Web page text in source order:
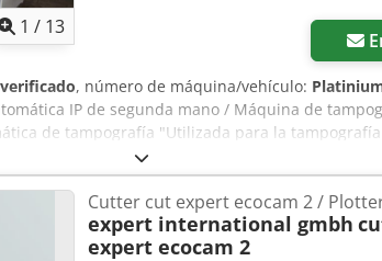
1 / 13
, número de máquina/vehículo:
IP de segunda mano / Máquina de
de tampografía "Utilizada para la tampografía
Aaew H Naaonea Fabricante: IP Printing
GPC PDP Printer Controlador: Siemens
y piezas de repuestoCutter cut expert ecocam 2 /
expert international gmbh
expert ecocam 2